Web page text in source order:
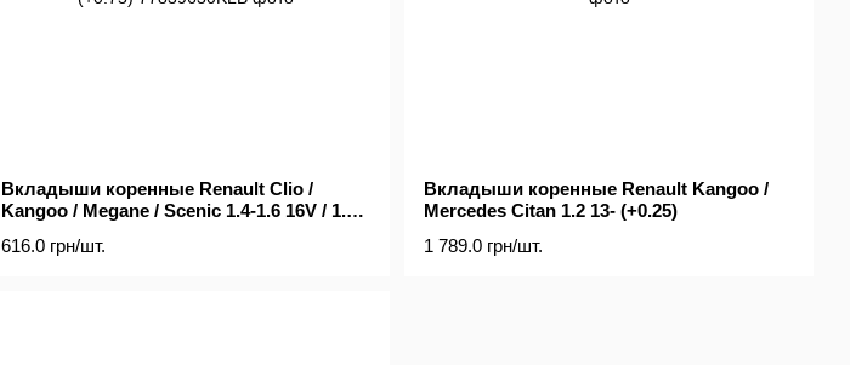
Вкладыши коренные Renault Clio /
Kangoo / Megane / Scenic 1.4-1.6 16V / 1.5
616.0 грн/шт.
Вкладыши коренные Renault Kangoo /
Mercedes Citan 1.2 13- (+0.25)
1 789.0 грн/шт.